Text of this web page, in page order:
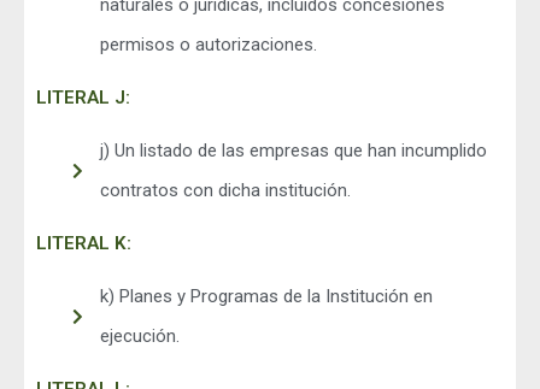
naturales o jurídicas, incluidos concesiones
permisos o autorizaciones.
LITERAL J:
j) Un listado de las empresas que han incumplido
contratos con dicha institución.
LITERAL K:
k) Planes y Programas de la Institución en
ejecución.